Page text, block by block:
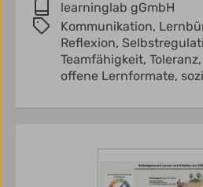
learninglab gGmbH
Kommunikation,
Reflexion,
Teamfähigkeit, Toleranz,
offene Lernformate,